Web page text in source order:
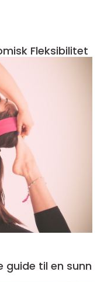
Fleksibilitet
guide til en sunn